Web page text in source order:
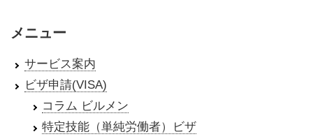
メニュー
サービス案内
ビザ申請(VISA)
コラム ビルメン
特定技能（単純労働者）ビザ